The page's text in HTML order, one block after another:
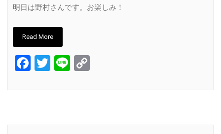
明日は野村さんです。お楽しみ！
Read More
Facebook
Twitter
Line